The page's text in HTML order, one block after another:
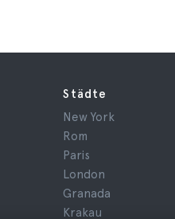
Städte
New York
Rom
Paris
London
Granada
Krakau